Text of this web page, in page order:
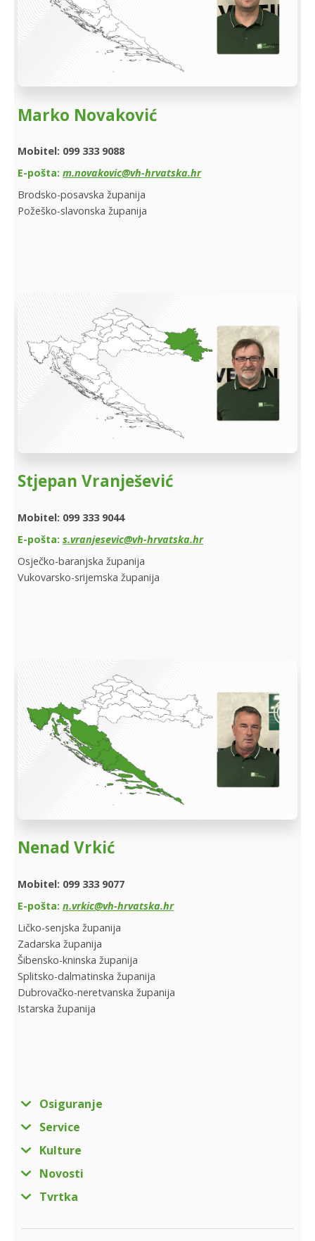
Marko Novaković
Mobitel: 099 333 9088
E-pošta: m.novakovic@vh-hrvatska.hr
Brodsko-posavska županija
Požeško-slavonska županija
Stjepan Vranješević
Mobitel: 099 333 9044
E-pošta: s.vranjesevic@vh-hrvatska.hr
Osječko-baranjska županija
Vukovarsko-srijemska županija
Nenad Vrkić
Mobitel: 099 333 9077
E-pošta: n.vrkic@vh-hrvatska.hr
Ličko-senjska županija
Zadarska županija
Šibensko-kninska županija
Splitsko-dalmatinska županija
Dubrovačko-neretvanska županija
Istarska županija
Osiguranje
Service
Kulture
Novosti
Tvrtka